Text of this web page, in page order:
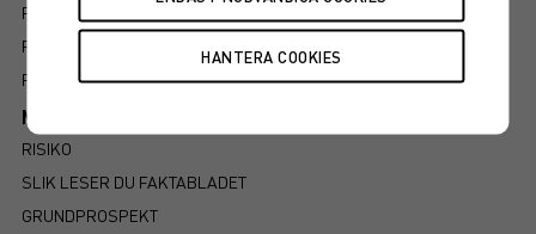
PROSPEKT
FAKTABLAD
FÖRFALLOVILLKOR
Mer information om produkten
RISIKO
SLIK LESER DU FAKTABLADET
GRUNDPROSPEKT